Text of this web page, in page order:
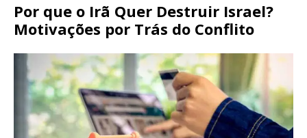
Por que o Irã Quer Destruir Israel?
Motivações por Trás do Conflito